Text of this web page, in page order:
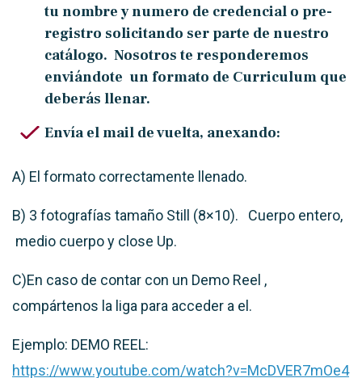
tu nombre y numero de credencial o pre-
registro solicitando ser parte de nuestro
catálogo. Nosotros te responderemos
enviándote un formato de Curriculum que
deberás llenar.
Envía el mail de vuelta, anexando:
A) El formato correctamente llenado.
B) 3 fotografías tamaño Still (8×10). Cuerpo entero,
medio cuerpo y close Up.
C)En caso de contar con un Demo Reel ,
compártenos la liga para acceder a el.
Ejemplo: DEMO REEL:
https://www.youtube.com/watch?v=McDVER7mOe4